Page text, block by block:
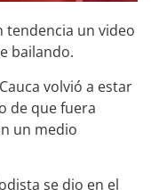
tendencia un video
bailando.
volvió a estar
de que fuera
un medio
se dio en el